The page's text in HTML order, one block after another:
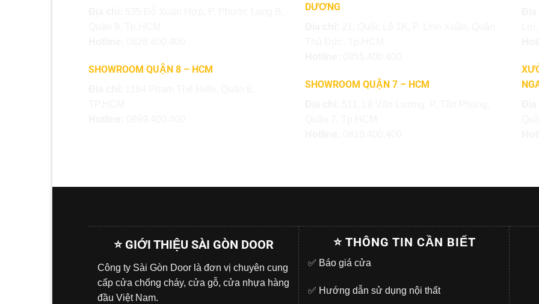
SHOWROOM QUẬN 8 – HCM
DƯƠNG
SHOWROOM QUẬN 7 – HCM
⭐ GIỚI THIỆU SÀI GÒN DOOR
Công ty Sài Gòn Door là đơn vị chuyên cung
cấp cửa chống cháy, cửa gỗ, cửa nhựa hàng
đầu Việt Nam.
⭐ THÔNG TIN CẦN BIẾT
✅ Báo giá cửa
✅ Hướng dẫn sử dụng nội thất